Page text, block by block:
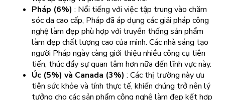
Pháp (6%) : Nổi tiếng với việc tập trung vào chăm
sóc da cao cấp, Pháp đã áp dụng các giải pháp công
nghệ làm đẹp phù hợp với truyền thống sản phẩm
làm đẹp chất lượng cao của mình. Các nhà sáng tạo
người Pháp ngày càng giới thiệu nhiều công cụ tiên
tiến, thúc đẩy sự quan tâm hơn nữa đến lĩnh vực này.
Úc (5%) và Canada (3%) : Các thị trường này ưu
tiên sức khỏe và tính thực tế, khiến chúng trở nên lý
tưởng cho các sản phẩm công nghệ làm đẹp kết hợp